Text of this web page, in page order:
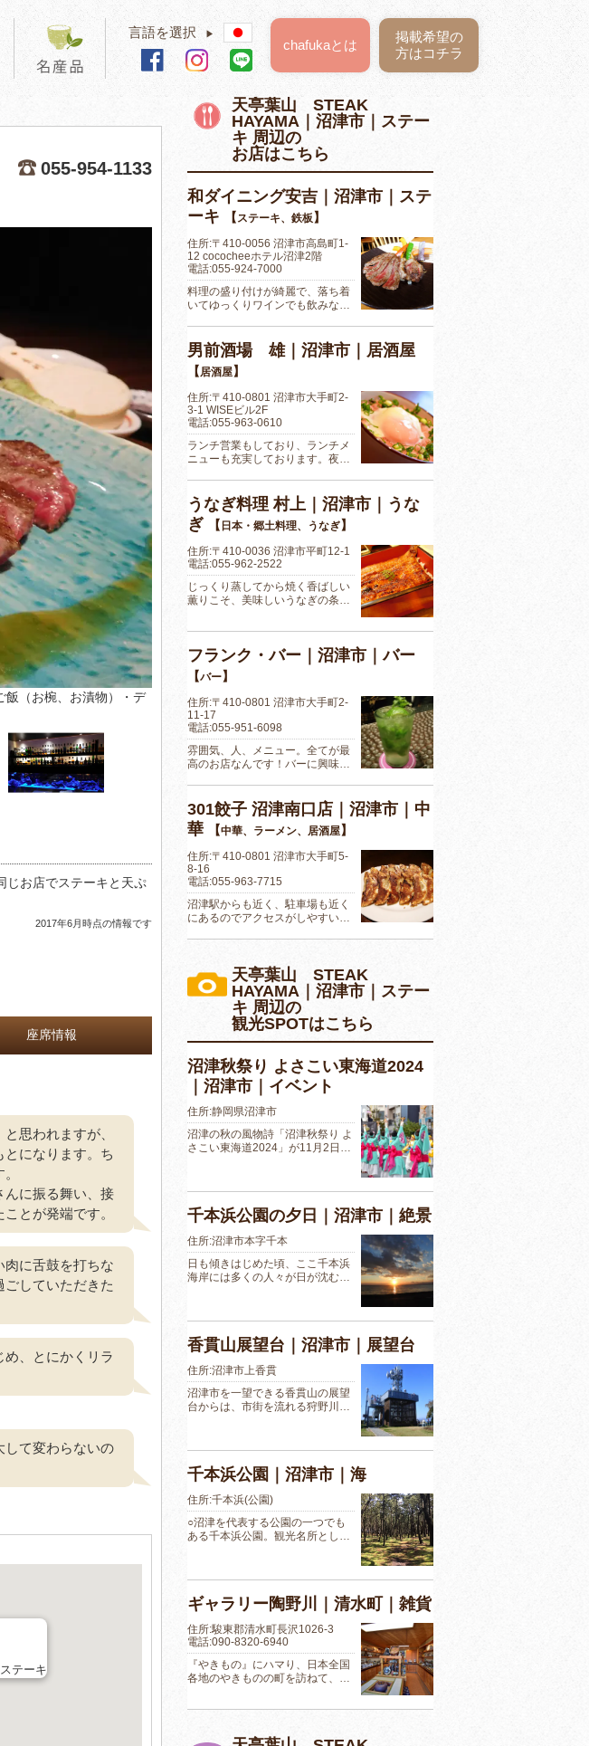
言語を選択 ▶
掲載希望の
方はコチラ
chafukaとは
055-954-1133
飯（お椀、お漬物）・デ
じお店でステーキと天ぷ
2017年6月時点の情報です
座席情報
思われますが、
になります。ち
に振る舞い、接
とが発端です。
に舌鼓を打ちな
していただきた
、とにかくリラ
て変わらないの
テーキ
天亭葉山 STEAK
HAYAMA｜沼津市｜ステー
キ 周辺の
お店はこちら
和ダイニング安吉｜沼津市｜ステ
ーキ
【 ステーキ、鉄板 】
住所:〒410-0056 沼津市高島町1-
12 cococheeホテル沼津2階
電話:055-924-7000
料理の盛り付けが綺麗で、落ち着
いてゆっくりワインでも飲みな…
男前酒場 雄｜沼津市｜居酒屋
【居酒屋】
住所:〒410-0801 沼津市大手町2-
3-1 WISEビル2F
電話:055-963-0610
ランチ営業もしており、ランチメ
ニューも充実しております。夜…
うなぎ料理 村上｜沼津市｜うな
ぎ
【 日本・郷土料理、うなぎ】
住所:〒410-0036 沼津市平町12-1
電話:055-962-2522
じっくり蒸してから焼く香ばしい
薫りこそ、美味しいうなぎの条…
フランク・バー｜沼津市｜バー
【バー】
住所:〒410-0801 沼津市大手町2-
11-17
電話:055-951-6098
雰囲気、人、メニュー。全てが最
高のお店なんです！バーに興味…
301餃子 沼津南口店｜沼津市｜中
華
【中華、ラーメン、居酒屋】
住所:〒410-0801 沼津市大手町5-
8-16
電話:055-963-7715
沼津駅からも近く、駐車場も近く
にあるのでアクセスがしやすい…
天亭葉山 STEAK
HAYAMA｜沼津市｜ステー
キ 周辺の
観光SPOTはこちら
沼津秋祭り よさこい東海道2024
｜沼津市｜イベント
住所:静岡県沼津市
沼津の秋の風物詩「沼津秋祭り よ
さこい東海道2024」が11月2日…
千本浜公園の夕日｜沼津市｜絶景
住所:沼津市本字千本
日も傾きはじめた頃、ここ千本浜
海岸には多くの人々が日が沈む…
香貫山展望台｜沼津市｜展望台
住所:沼津市上香貫
沼津市を一望できる香貫山の展望
台からは、市街を流れる狩野川…
千本浜公園｜沼津市｜海
住所:千本浜(公園)
○沼津を代表する公園の一つでも
ある千本浜公園。観光名所とし…
ギャラリー陶野川｜清水町｜雑貨
住所:駿東郡清水町長沢1026-3
電話:090-8320-6940
『やきもの』にハマり、日本全国
各地のやきものの町を訪ねて、…